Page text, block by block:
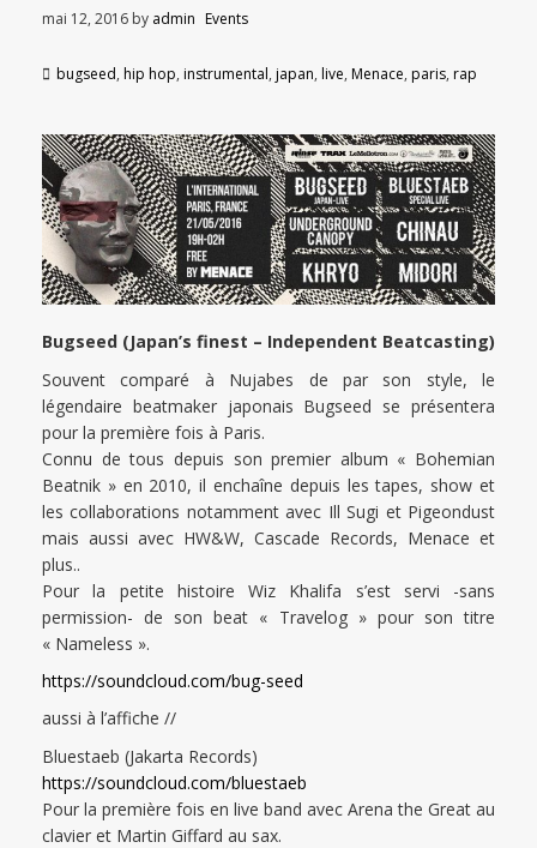
mai 12, 2016 by admin Events
bugseed, hip hop, instrumental, japan, live, Menace, paris, rap
Bugseed (Japan’s finest – Independent Beatcasting)
Souvent comparé à Nujabes de par son style, le
légendaire beatmaker japonais Bugseed se présentera
pour la première fois à Paris.
Connu de tous depuis son premier album « Bohemian
Beatnik » en 2010, il enchaîne depuis les tapes, show et
les collaborations notamment avec Ill Sugi et Pigeondust
mais aussi avec HW&W, Cascade Records, Menace et
plus..
Pour la petite histoire Wiz Khalifa s’est servi -sans
permission- de son beat « Travelog » pour son titre
« Nameless ».
https://soundcloud.com/bug-seed
aussi à l’affiche //
Bluestaeb (Jakarta Records)
https://soundcloud.com/bluestaeb
Pour la première fois en live band avec Arena the Great au
clavier et Martin Giffard au sax.